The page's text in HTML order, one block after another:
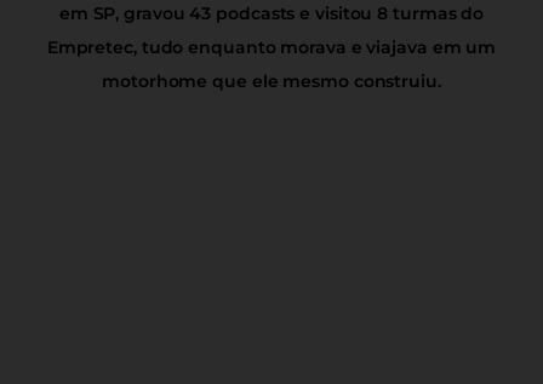
em SP, gravou 43 podcasts e visitou 8 turmas do
Empretec, tudo enquanto morava e viajava em um
motorhome que ele mesmo construiu.